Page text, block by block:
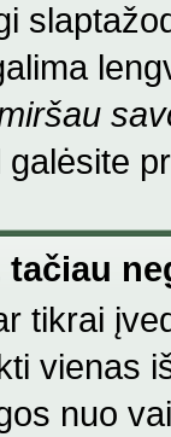
tačiau
tikrai
vienas
nuo